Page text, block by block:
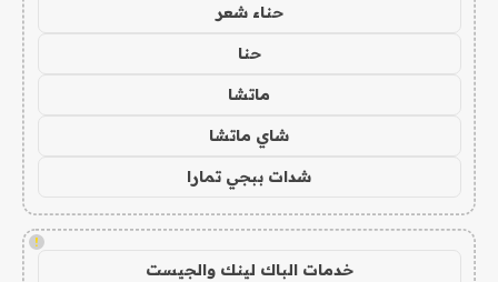
حناء شعر
حنا
ماتشا
شاي ماتشا
شدات ببجي تمارا
!
خدمات الباك لينك والجيست